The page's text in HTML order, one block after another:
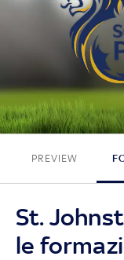
PREVIEW
St.
le